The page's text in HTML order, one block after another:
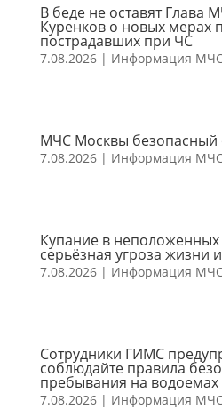
В беде не оставят Глава
Куренков о новых мерах
пострадавших при ЧС
7.08.2026| Информация
МЧС Москвы безопасный
7.08.2026| Информация
Купание в неположенных
серьёзная угроза жизни
7.08.2026| Информация
Сотрудники ГИМС
соблюдайте правила
пребывания на водоемах
7.08.2026| Информация